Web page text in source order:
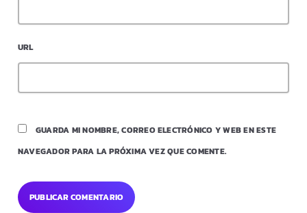
URL
GUARDA MI NOMBRE, CORREO ELECTRÓNICO Y WEB EN ESTE
NAVEGADOR PARA LA PRÓXIMA VEZ QUE COMENTE.